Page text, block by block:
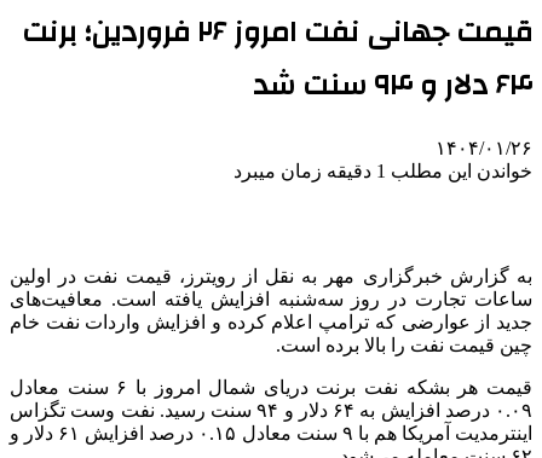
قیمت جهانی نفت امروز ۲۶ فروردین؛ برنت
۶۴ دلار و ۹۴ سنت شد
۱۴۰۴/۰۱/۲۶
خواندن این مطلب 1 دقیقه زمان میبرد
به گزارش خبرگزاری مهر به نقل از رویترز، قیمت نفت در اولین
ساعات تجارت در روز سه‌شنبه افزایش یافته است. معافیت‌های
جدید از عوارضی که ترامپ اعلام کرده و افزایش واردات نفت خام
چین قیمت نفت را بالا برده است.
قیمت هر بشکه نفت برنت دریای شمال امروز با ۶ سنت معادل
۰.۰۹ درصد افزایش به ۶۴ دلار و ۹۴ سنت رسید. نفت وست تگزاس
اینترمدیت آمریکا هم با ۹ سنت معادل ۰.۱۵ درصد افزایش ۶۱ دلار و